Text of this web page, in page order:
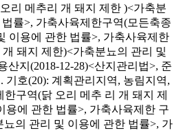
리 메추리 개 돼지 제한 )<가축분
률>, 가축사육제한구역(모든축종
이용에 관한 법률>, 가축사육제한
돼지 제한)<가축분뇨의 관리 및
산지(2018-12-28)<산지관리법>, 준
기호(20): 계획관리지역, 농림지역,
구역(닭 오리 메추 리 개 돼지 제
용에 관한 법률>, 가축사육제한 구
의 관리 및 이용에 관한 법률>, 가